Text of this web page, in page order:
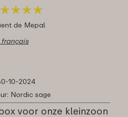
★★★★
★★★★
de Mepal
français
10-2024
Nordic sage
voor onze kleinzoon